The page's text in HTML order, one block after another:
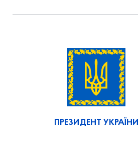
ПРЕЗИДЕНТ УКРАЇНИ